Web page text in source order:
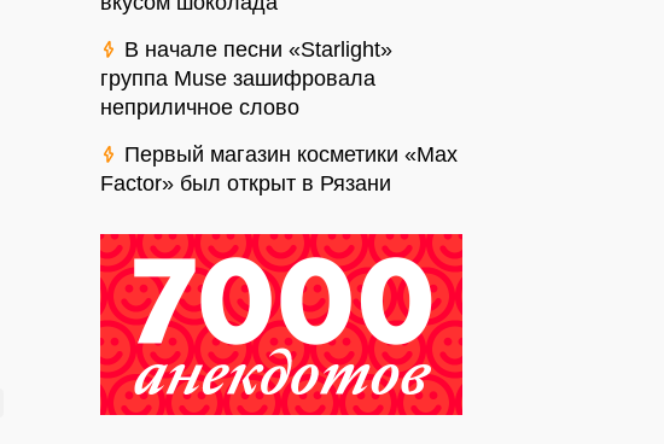
В начале песни «Starlight»
группа Muse зашифровала
неприличное слово
Первый магазин косметики «Max
Factor» был открыт в Рязани